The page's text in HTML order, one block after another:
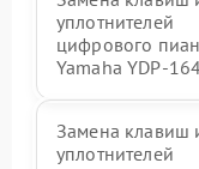
уплотнителей
цифрового
Yamaha YDP-
Замена клавиш
уплотнителей